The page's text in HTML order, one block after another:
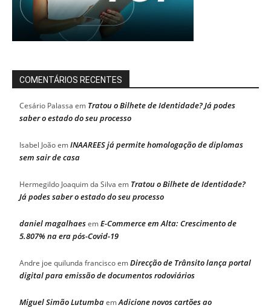
COMENTÁRIOS RECENTES
Cesário Palassa em Tratou o Bilhete de Identidade? Já podes
saber o estado do seu processo
Isabel JoãoemINAAREES já permite homologação de diplomas
sem sair de casa
Hermegildo Joaquim da Silva em Tratou o Bilhete de Identidade?
Já podes saber o estado do seu processo
daniel magalhaesemE-Commerce em Alta: Crescimento de
5.807% na era pós-Covid-19
Andre joe quilunda franciscoemDirecção de Trânsito lança portal
digital para emissão de documentos rodoviários
Miguel Simão LutumbaemAdicione novos cartões ao